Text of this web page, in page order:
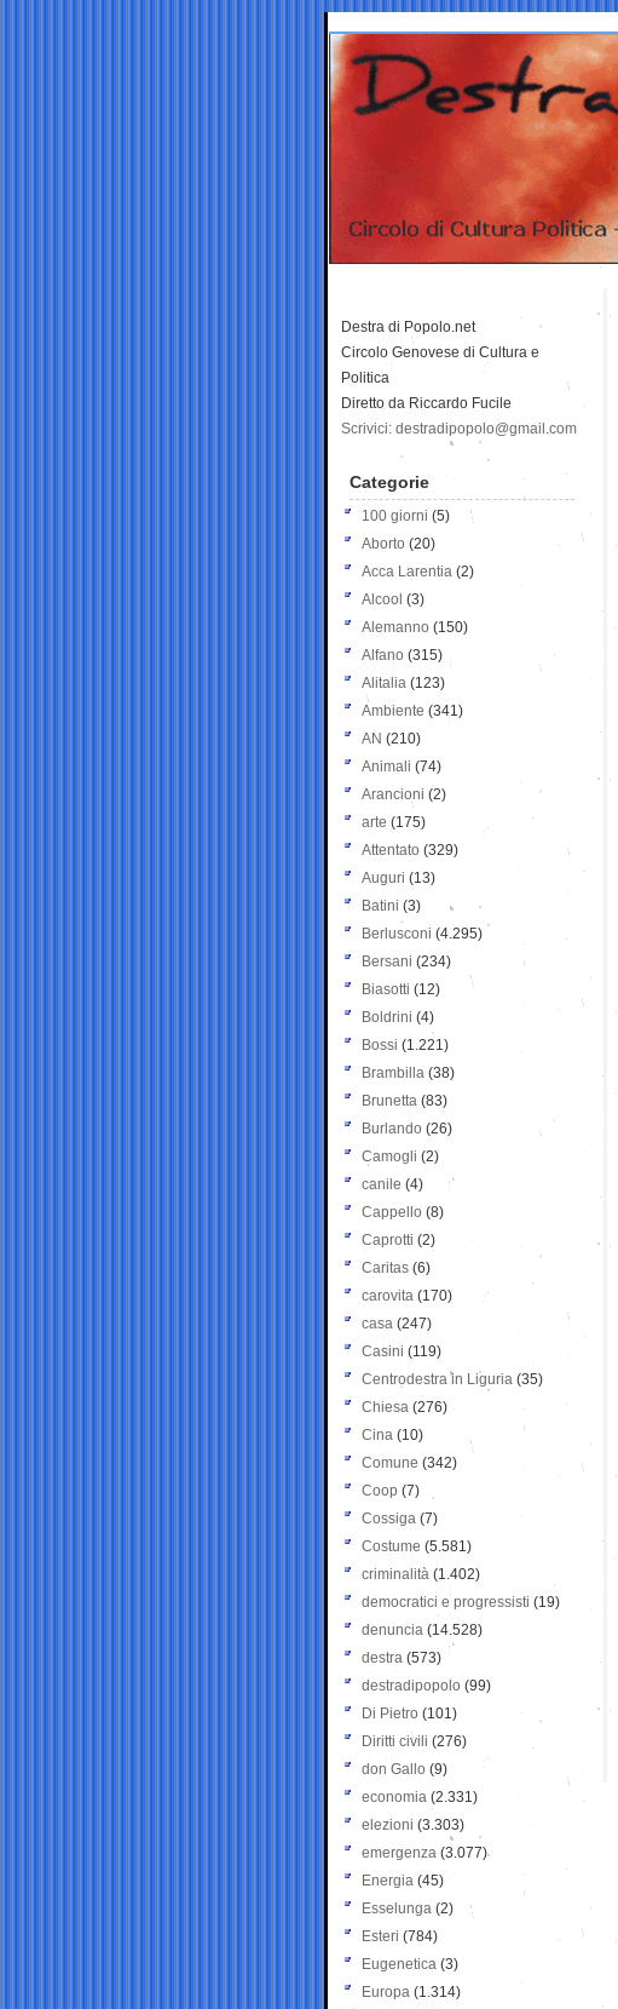
Destra di Popolo.net
Circolo Genovese di Cultura e
Politica
Diretto da Riccardo Fucile
Scrivici: destradipopolo@gmail.com
Categorie
100 giorni (5)
Aborto (20)
Acca Larentia (2)
Alcool (3)
Alemanno (150)
Alfano (315)
Alitalia (123)
Ambiente (341)
AN (210)
Animali (74)
Arancioni (2)
arte (175)
Attentato (329)
Auguri (13)
Batini (3)
Berlusconi (4.295)
Bersani (234)
Biasotti (12)
Boldrini (4)
Bossi (1.221)
Brambilla (38)
Brunetta (83)
Burlando (26)
Camogli (2)
canile (4)
Cappello (8)
Caprotti (2)
Caritas (6)
carovita (170)
casa (247)
Casini (119)
Centrodestra in Liguria (35)
Chiesa (276)
Cina (10)
Comune (342)
Coop (7)
Cossiga (7)
Costume (5.581)
criminalità (1.402)
democratici e progressisti (19)
denuncia (14.528)
destra (573)
destradipopolo (99)
Di Pietro (101)
Diritti civili (276)
don Gallo (9)
economia (2.331)
elezioni (3.303)
emergenza (3.077)
Energia (45)
Esselunga (2)
Esteri (784)
Eugenetica (3)
Europa (1.314)